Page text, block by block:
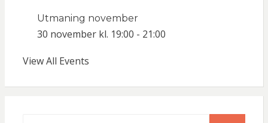
Utmaning november
30 november kl. 19:00 - 21:00
View All Events